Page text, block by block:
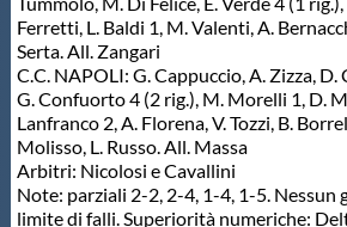
Ferretti, L. Baldi 1, M. Valenti, A.
Serta. All. Zangari
C.C. NAPOLI: G. Cappuccio, A. Zizza, D.
G. Confuorto 4 (2 rig.), M. Morelli 1, D.
Lanfranco 2, A. Florena, V. Tozzi, B.
Molisso, L. Russo. All. Massa
Arbitri: Nicolosi e Cavallini
Note: parziali 2-2, 2-4, 1-4, 1-5. Nessun
limite di falli. Superiorità numeriche: